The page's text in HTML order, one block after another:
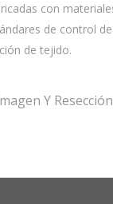
con
de control
de tejido.
Y Resección